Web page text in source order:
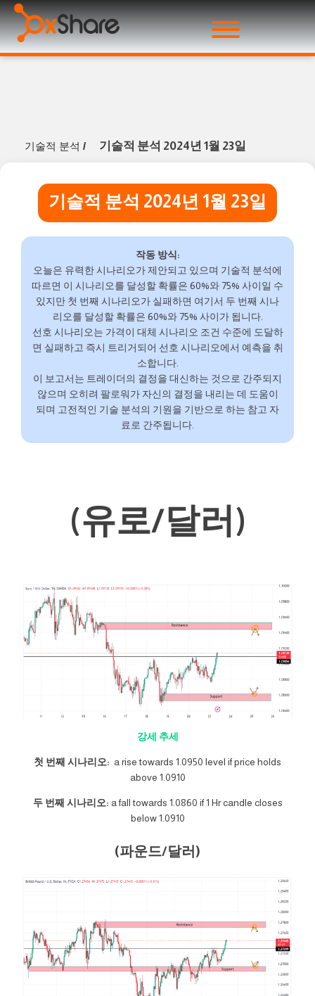
기술적 분석 / 기술적 분석 2024년 1월 23일
기술적 분석 2024년 1월 23일
작동 방식:
오늘은 유력한 시나리오가 제안되고 있으며 기술적 분석에
따르면 이 시나리오를 달성할 확률은 60%와 75% 사이일 수
있지만 첫 번째 시나리오가 실패하면 여기서 두 번째 시나
리오를 달성할 확률은 60%와 75% 사이가 됩니다.
선호 시나리오는 가격이 대체 시나리오 조건 수준에 도달하
면 실패하고 즉시 트리거되어 선호 시나리오에서 예측을 취
소합니다.
이 보고서는 트레이더의 결정을 대신하는 것으로 간주되지
않으며 오히려 팔로워가 자신의 결정을 내리는 데 도움이
되며 고전적인 기술 분석의 기원을 기반으로 하는 참고 자
료로 간주됩니다.
(유로/달러)
강세 추세
첫 번째 시나리오: a rise towards 1.0950 level if price holds
above 1.0910
두 번째 시나리오: a fall towards 1.0860 if 1 Hr candle closes
below 1.0910
(파운드/달러)